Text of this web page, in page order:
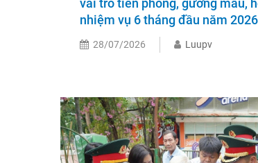
nhiệm vụ 6 tháng đầu năm 2026
28/07/2026 Luupv